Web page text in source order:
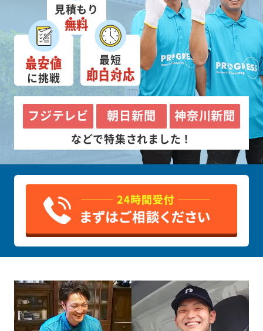
見積もり
無料
最安値
に挑戦
最短
即日対応
フジテレビ 朝日新聞 神奈川新聞
などで特集されました！